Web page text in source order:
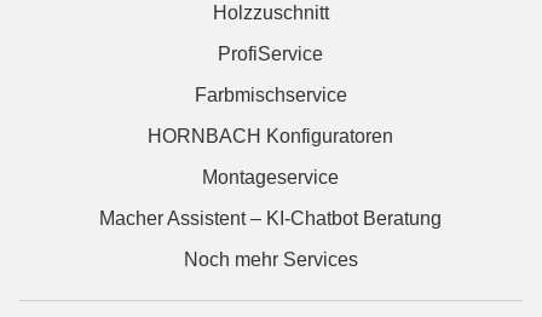
Holzzuschnitt
ProfiService
Farbmischservice
HORNBACH Konfiguratoren
Montageservice
Macher Assistent – KI-Chatbot Beratung
Noch mehr Services